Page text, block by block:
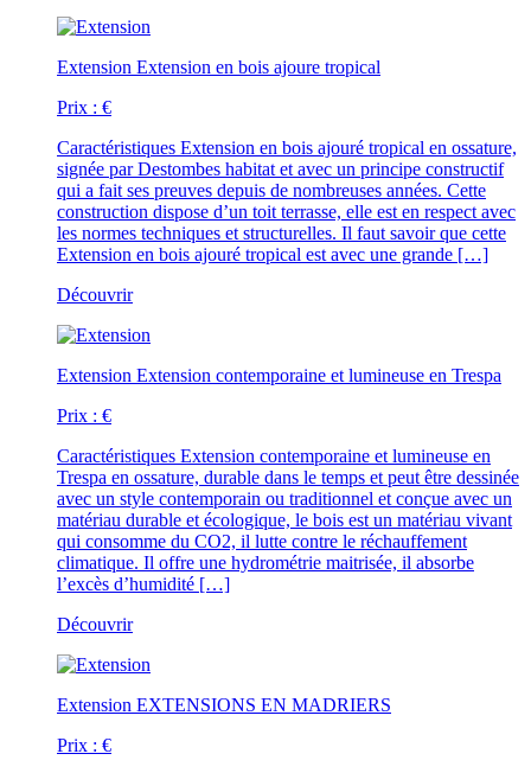
Extension Extension en bois ajoure tropical
Prix : €
Caractéristiques Extension en bois ajouré tropical en ossature,
signée par Destombes habitat et avec un principe constructif
qui a fait ses preuves depuis de nombreuses années. Cette
construction dispose d’un toit terrasse, elle est en respect avec
les normes techniques et structurelles. Il faut savoir que cette
Extension en bois ajouré tropical est avec une grande […]
Découvrir
Extension Extension contemporaine et lumineuse en Trespa
Prix : €
Caractéristiques Extension contemporaine et lumineuse en
Trespa en ossature, durable dans le temps et peut être dessinée
avec un style contemporain ou traditionnel et conçue avec un
matériau durable et écologique, le bois est un matériau vivant
qui consomme du CO2, il lutte contre le réchauffement
climatique. Il offre une hydrométrie maitrisée, il absorbe
l’excès d’humidité […]
Découvrir
Extension EXTENSIONS EN MADRIERS
Prix : €